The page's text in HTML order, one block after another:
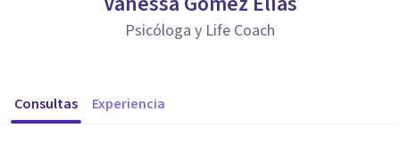
Psicóloga y Life Coach
Consultas Experiencia